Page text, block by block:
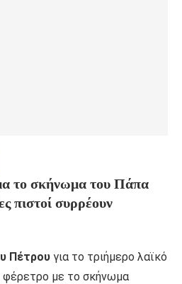
το σκήνωμα του Πάπα
πιστοί συρρέουν
Πέτρου για το τριήμερο λαϊκό
με το σκήνωμα